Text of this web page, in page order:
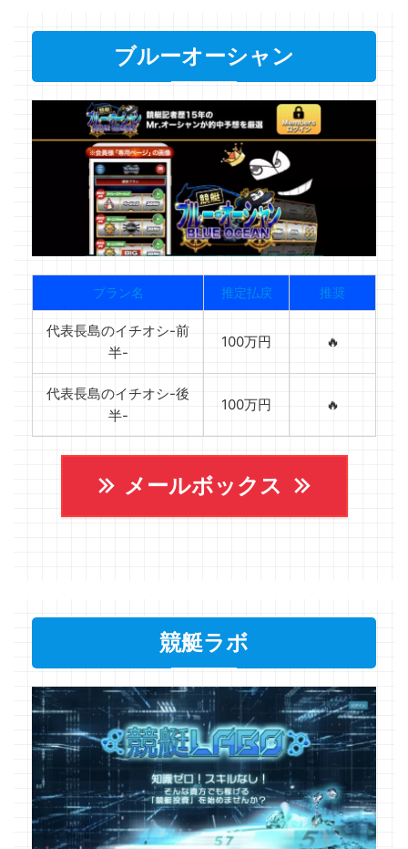
ブルーオーシャン
プラン名 推定払戻 推奨
代表長島のイチオシ-前
半-
100万円 🔥
代表長島のイチオシ-後
半-
100万円 🔥
メールボックス
競艇ラボ